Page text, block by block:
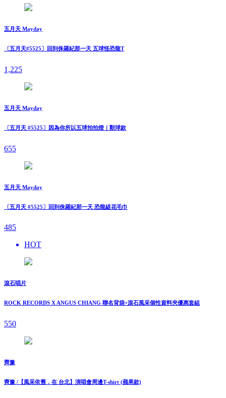
五月天 Mayday
〔五月天#5525〕回到侏羅紀那一天 五球怪恐龍T
1,225
五月天 Mayday
〔五月天 #5525〕因為你所以五球拍拍燈｜獸球款
655
五月天 Mayday
〔五月天 #5525〕回到侏羅紀那一天 恐龍緹花毛巾
485
HOT
滾石唱片
ROCK RECORDS X ANGUS CHIANG 聯名背袋+滾石風采個性資料夾優惠套組
550
齊豫
齊豫 /【風采依舊．在 台北】演唱會周邊T-shirt (蘋果款)